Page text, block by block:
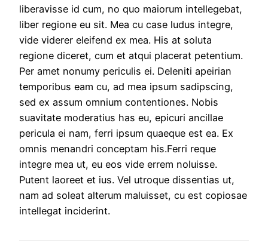
liberavisse id cum, no quo maiorum intellegebat,
liber regione eu sit. Mea cu case ludus integre,
vide viderer eleifend ex mea. His at soluta
regione diceret, cum et atqui placerat petentium.
Per amet nonumy periculis ei. Deleniti apeirian
temporibus eam cu, ad mea ipsum sadipscing,
sed ex assum omnium contentiones. Nobis
suavitate moderatius has eu, epicuri ancillae
pericula ei nam, ferri ipsum quaeque est ea. Ex
omnis menandri conceptam his.Ferri reque
integre mea ut, eu eos vide errem noluisse.
Putent laoreet et ius. Vel utroque dissentias ut,
nam ad soleat alterum maluisset, cu est copiosae
intellegat inciderint.